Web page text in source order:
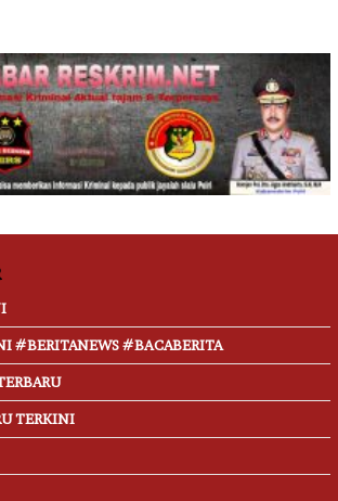
#BERITANEWS #BACABERITA
TERKINI